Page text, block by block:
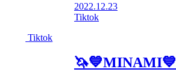
2022.12.23
Tiktok
Tiktok
🦄💙MINAMI💙